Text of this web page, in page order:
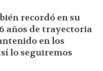
recordó en su
años de trayectoria
en los
lo seguiremos